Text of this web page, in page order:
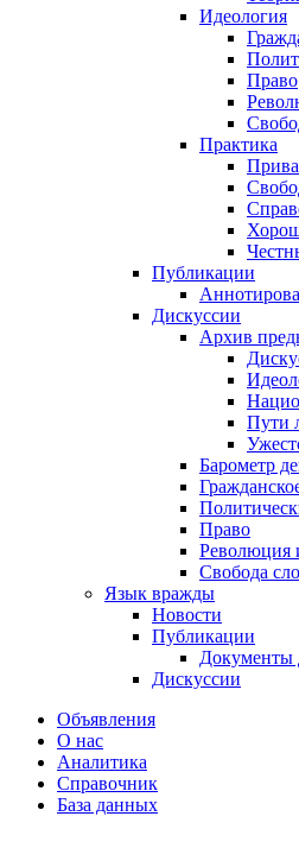
Идеология
Право
Практика
Публикации
Дискуссии
Архив
Пути
Барометр
Право
Революция
Свобода
Язык вражды
Новости
Публикации
Документы
Дискуссии
Объявления
О нас
Аналитика
Справочник
База данных